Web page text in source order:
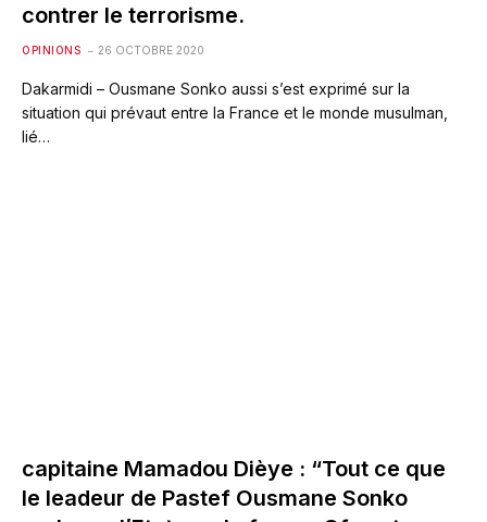
contrer le terrorisme.
OPINIONS 26 OCTOBRE 2020
Dakarmidi – Ousmane Sonko aussi s’est exprimé sur la
situation qui prévaut entre la France et le monde musulman,
lié…
capitaine Mamadou Dièye : “Tout ce que
le leadeur de Pastef Ousmane Sonko